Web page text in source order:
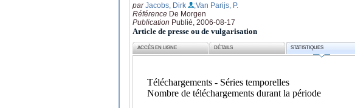
parJacobs, Dirk
;Van Parijs, P.
Référence De Morgen
Publication Publié, 2006-08-17
Article de presse ou de vulgarisation
ACCÈS EN LIGNE DÉTAILS STATISTIQUES